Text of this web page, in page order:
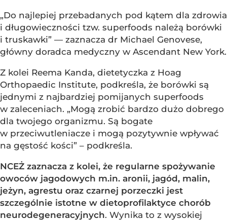
„Do najlepiej przebadanych pod kątem dla zdrowia
i długowieczności tzw. superfoods należą borówki
i truskawki” — zaznacza dr Michael Genovese,
główny doradca medyczny w Ascendant New York.
Z kolei Reema Kanda, dietetyczka z Hoag
Orthopaedic Institute, podkreśla, że borówki są
jednymi z najbardziej pomijanych superfoods
w zaleceniach. „Mogą zrobić bardzo dużo dobrego
dla twojego organizmu. Są bogate
w przeciwutleniacze i mogą pozytywnie wpływać
na gęstość kości” – podkreśla.
NCEŻ zaznacza z kolei, że regularne spożywanie
owoców jagodowych m.in. aronii, jagód, malin,
jeżyn, agrestu oraz czarnej porzeczki jest
szczególnie istotne w dietoprofilaktyce chorób
neurodegeneracyjnych. Wynika to z wysokiej